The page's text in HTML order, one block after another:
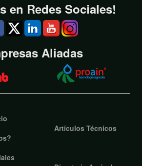
en Redes Sociales!
Aliadas
Artículos Técnicos